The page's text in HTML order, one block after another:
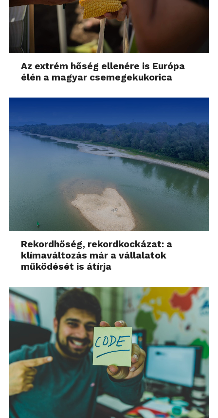
Az extrém hőség ellenére is Európa
élén a magyar csemegekukorica
Rekordhőség, rekordkockázat: a
klímaváltozás már a vállalatok
működését is átírja